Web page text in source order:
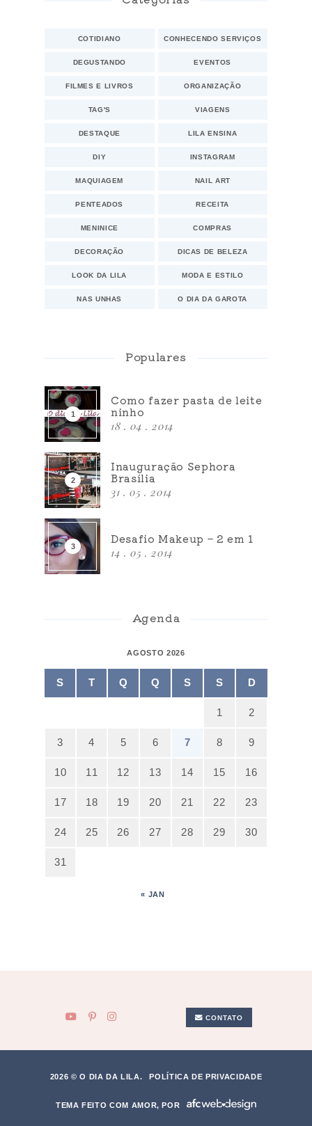
COTIDIANO CONHECENDO SERVIÇOS
DEGUSTANDO EVENTOS
FILMES E LIVROS ORGANIZAÇÃO
TAG'S VIAGENS
DESTAQUE LILA ENSINA
DIY INSTAGRAM
MAQUIAGEM NAIL ART
PENTEADOS RECEITA
MENINICE COMPRAS
DECORAÇÃO DICAS DE BELEZA
LOOK DA LILA MODA E ESTILO
NAS UNHAS O DIA DA GAROTA
Populares
Como fazer pasta de leite
ninho
18 . 04 . 2014
Inauguração Sephora
Brasília
31 . 05 . 2014
Desafio Makeup – 2 em 1
14 . 05 . 2014
Agenda
AGOSTO 2026
S T Q Q S S D
1 2
3 4 5 6 7 8 9
10 11 12 13 14 15 16
17 18 19 20 21 22 23
24 25 26 27 28 29 30
31
« JAN
CONTATO
2026 © O DIA DA LILA. POLÍTICA DE PRIVACIDADE
TEMA FEITO COM AMOR, POR